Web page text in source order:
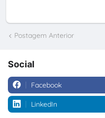
Postagem Anterior
Social
Facebook
LinkedIn